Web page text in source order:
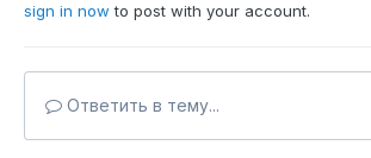
sign in now to post with your account.
Ответить в тему...